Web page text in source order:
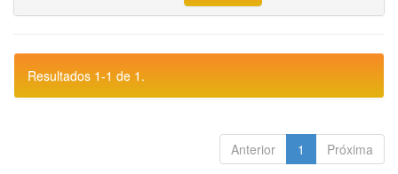
Resultados 1-1 de 1.
Anterior 1 Próxima